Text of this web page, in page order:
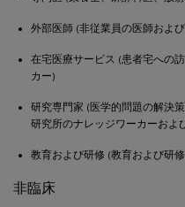
外部医師 (非従業員の医師およ
在宅医療サービス (患者宅への
カー)
研究専門家 (医学的問題の解決
研究所のナレッジワーカーおよ
教育および研修 (教育および研
非臨床